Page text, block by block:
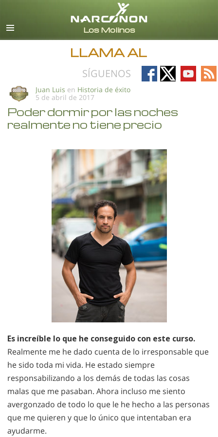
Español (Castellano)
Todas las Regiones/Idiomas
LLAMA AL
SÍGUENOS
Follow
on
Follow
on
Follow
on
on
Juan Luis en Historia de éxito
5 de abril de 2017
Poder dormir por las noches
realmente no tiene precio
Es increíble lo que he conseguido con este curso.
Realmente me he dado cuenta de lo irresponsable que
he sido toda mi vida. He estado siempre
responsabilizando a los demás de todas las cosas
malas que me pasaban. Ahora incluso me siento
avergonzado de todo lo que le he hecho a las personas
que me quieren y que lo único que intentaban era
ayudarme.